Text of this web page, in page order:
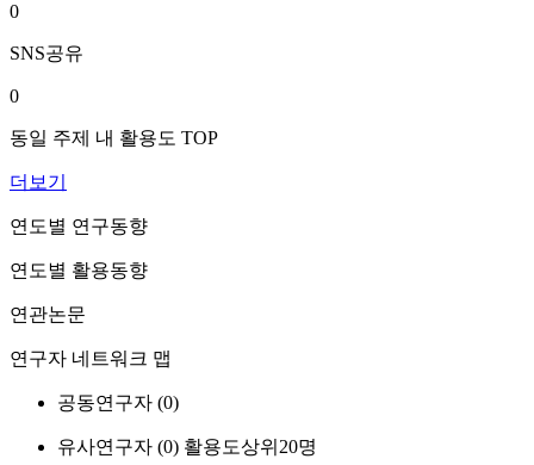
0
SNS공유
0
동일 주제 내 활용도 TOP
더보기
연도별 연구동향
연도별 활용동향
연관논문
연구자 네트워크 맵
공동연구자 (0)
유사연구자 (0) 활용도상위20명